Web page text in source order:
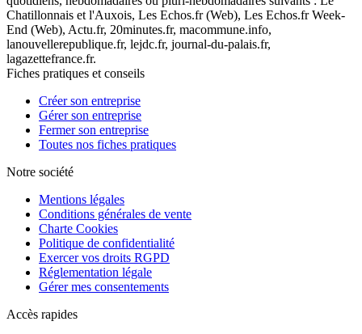
Chatillonnais et l'Auxois, Les Echos.fr (Web), Les Echos.fr Week-
End (Web), Actu.fr, 20minutes.fr, macommune.info,
lanouvellerepublique.fr, lejdc.fr, journal-du-palais.fr,
lagazettefrance.fr.
Fiches pratiques et conseils
Créer son entreprise
Gérer son entreprise
Fermer son entreprise
Toutes nos fiches pratiques
Notre société
Mentions légales
Conditions générales de vente
Charte Cookies
Politique de confidentialité
Exercer vos droits RGPD
Réglementation légale
Gérer mes consentements
Accès rapides